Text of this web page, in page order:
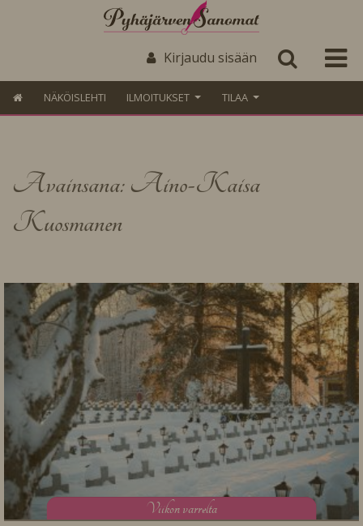
Kirjaudu sisään
NÄKÖISLEHTI ILMOITUKSET TILAA
Avainsana: Aino-Kaisa
Kuosmanen
Viikon varrelta